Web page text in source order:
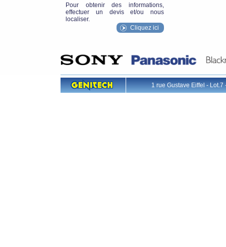
Pour obtenir des informations,
effectuer un devis et/ou nous
localiser.
Cliquez ici
1 rue Gustave Eiffel -